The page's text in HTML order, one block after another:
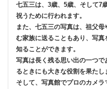
七五三は、3歳、5歳、そして7
祝うために行われます。
また、七五三の写真は、祖父
む家族に送ることもあり、写真
知ることができます。
写真は長く残る思い出の一つで
るときにも大きな役割を果たし
そして、写真館でプロのカメラ